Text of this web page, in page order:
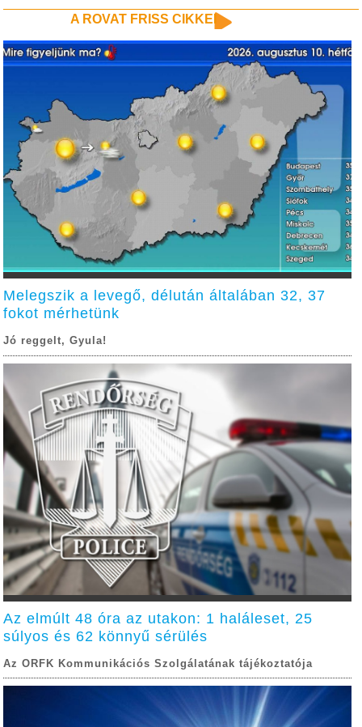
A ROVAT FRISS CIKKEI
Melegszik a levegő, délután általában 32, 37
fokot mérhetünk
Jó reggelt, Gyula!
Az elmúlt 48 óra az utakon: 1 haláleset, 25
súlyos és 62 könnyű sérülés
Az ORFK Kommunikációs Szolgálatának tájékoztatója